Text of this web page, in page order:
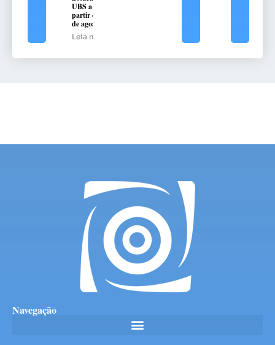
UBS a
partir de 10
de agosto
Leia mais
Navegação